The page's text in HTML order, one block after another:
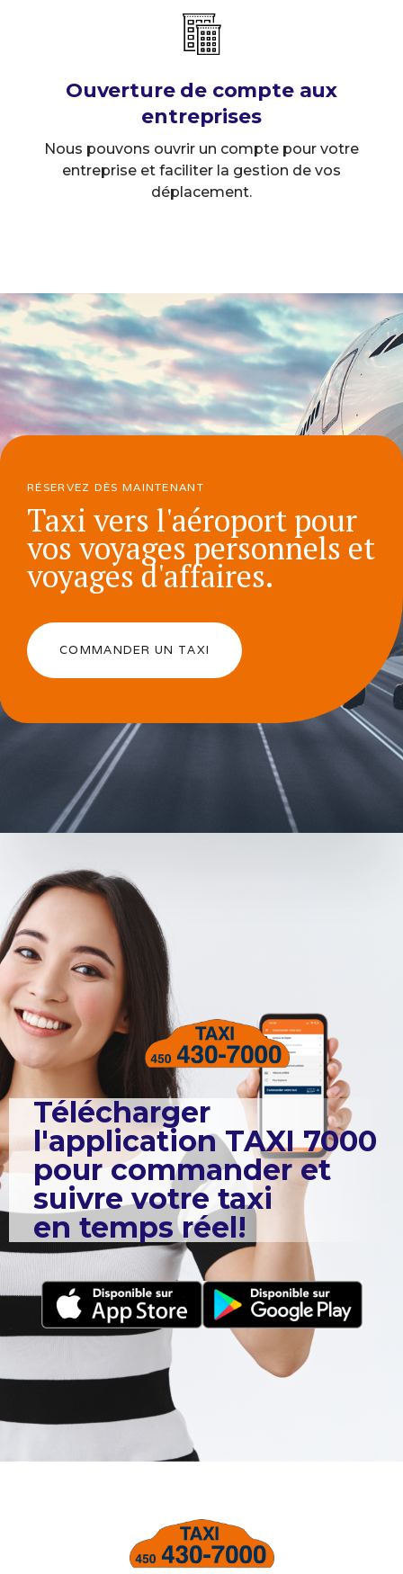
Ouverture de compte aux
entreprises
Nous pouvons ouvrir un compte pour votre
entreprise et faciliter la gestion de vos
déplacement.
RÉSERVEZ DÈS MAINTENANT
Taxi vers l'aéroport pour
vos voyages personnels et
voyages d'affaires.
COMMANDER UN TAXI
Télécharger
l'application TAXI 7000
pour commander et
suivre votre taxi
en temps réel!